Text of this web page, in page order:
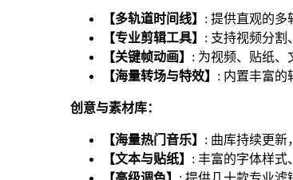
【多轨道时间线】 : 提供直观的多
【专业剪辑工具】 : 支持视频分割
【关键帧动画】 : 为视频、贴纸、
【海量转场与特效】 : 内置丰富的
创意与素材库：
【海量热门音乐】 : 曲库持续更新
【文本与贴纸】 : 丰富的字体样式